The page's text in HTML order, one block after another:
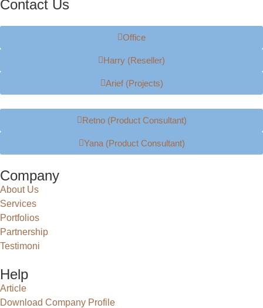
Contact Us
Office
Harry (Reseller)
Arief (Projects)
Retno (Product Consultant)
Yana (Product Consultant)
Company
About Us
Services
Portfolios
Partnership
Testimoni
Help
Article
Download Company Profile